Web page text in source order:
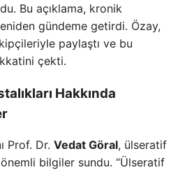
Bu açıklama, kronik
gündeme getirdi. Özay,
paylaştı ve bu
çekti.
Hakkında
Prof. Dr. Vedat Göral, ülseratif
önemli bilgiler sundu. “Ülseratif